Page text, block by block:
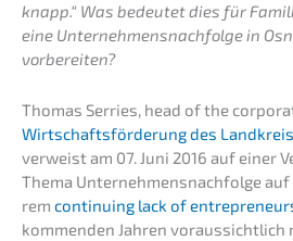
knapp.“ Was bedeu­tet dies für
eine Unternehmens­nachfolge in
vorbereiten?
Thomas Serries, head of the
Wirtschafts­för­de­rung des
verweist am 07. Juni 2016 auf einer
Thema Unternehmens­nachfolge
rem conti­nuing lack of
kommen­den Jahren voraus­sicht­lich